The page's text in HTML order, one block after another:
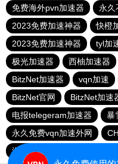
免费海外pvn加速器
永久
2023免费加速神器
快橙
2023免费加速神器
tyl加
极光加速器
西柚加速器
BitzNet加速器
vqn加速
BitzNet官网
BitzNet加速
电报telegeram加速器
暴
永久免费vqn加速外网
海鸥下载站